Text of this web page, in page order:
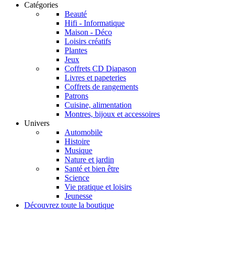
Catégories
Beauté
Hifi - Informatique
Maison - Déco
Loisirs créatifs
Plantes
Jeux
Coffrets CD Diapason
Livres et papeteries
Coffrets de rangements
Patrons
Cuisine, alimentation
Montres, bijoux et accessoires
Univers
Automobile
Histoire
Musique
Nature et jardin
Santé et bien être
Science
Vie pratique et loisirs
Jeunesse
Découvrez toute la boutique